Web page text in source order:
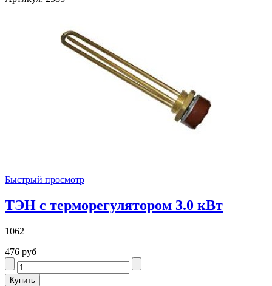
Быстрый просмотр
ТЭН с терморегулятором 3.0 кВт
1062
476 руб